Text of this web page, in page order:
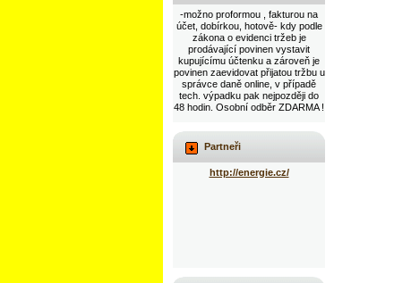
-možno proformou , fakturou na
účet, dobírkou, hotově- kdy podle
zákona o evidenci tržeb je
prodávající povinen vystavit
kupujícímu účtenku a zároveň je
povinen zaevidovat přijatou tržbu u
správce daně online, v případě
tech. výpadku pak nejpozději do
48 hodin. Osobní odběr ZDARMA !
Partneři
http://energie.cz/